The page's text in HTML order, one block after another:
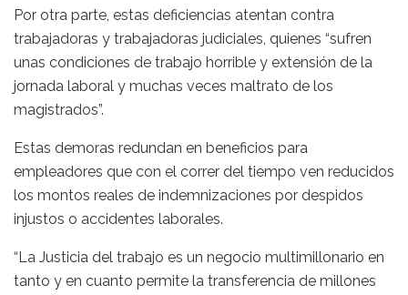
Por otra parte, estas deficiencias atentan contra
trabajadoras y trabajadoras judiciales, quienes “sufren
unas condiciones de trabajo horrible y extensión de la
jornada laboral y muchas veces maltrato de los
magistrados”.
Estas demoras redundan en beneficios para
empleadores que con el correr del tiempo ven reducidos
los montos reales de indemnizaciones por despidos
injustos o accidentes laborales.
“La Justicia del trabajo es un negocio multimillonario en
tanto y en cuanto permite la transferencia de millones